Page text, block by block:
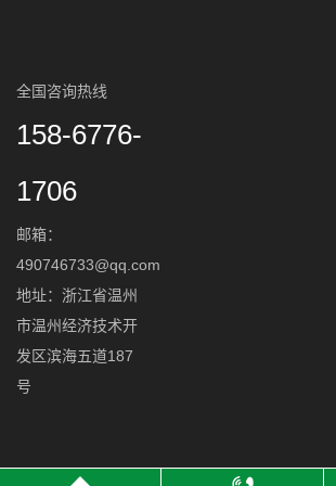
全国咨询热线
158-6776-
1706
邮箱：
490746733@qq.com
地址：浙江省温州
市温州经济技术开
发区滨海五道187
号